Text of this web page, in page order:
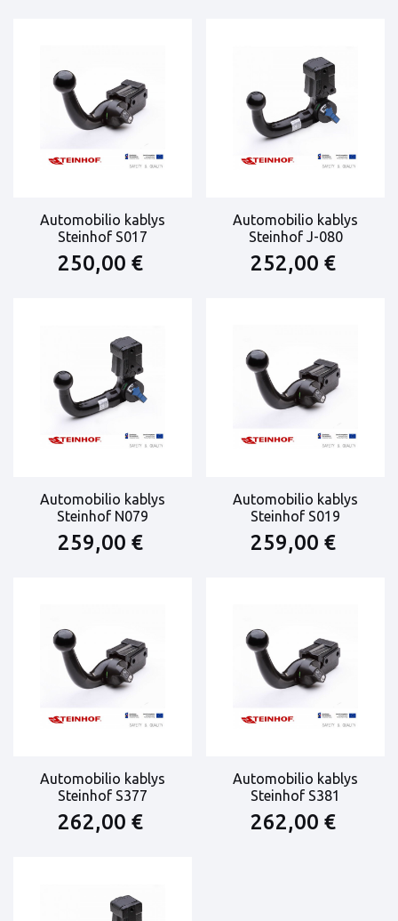
Automobilio kablys
Steinhof S017
250,00 €
Automobilio kablys
Steinhof J-080
252,00 €
Automobilio kablys
Steinhof N079
259,00 €
Automobilio kablys
Steinhof S019
259,00 €
Automobilio kablys
Steinhof S377
262,00 €
Automobilio kablys
Steinhof S381
262,00 €